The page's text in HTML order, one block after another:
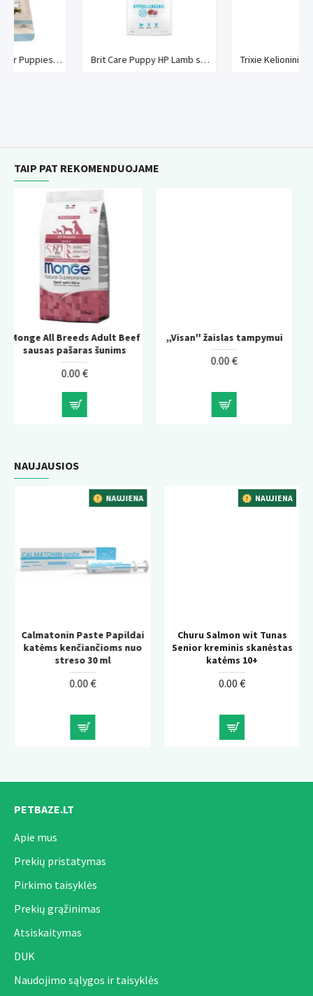
Brit Care Puppy HP Lamb sausas maistas šunims
TAIP PAT REKOMENDUOJAME
Beef
,,Visan'' žaislas tampymui
ACANA Adult Dog
pašaras šunims
NAUJAUSIOS
nuo
Churu Salmon wit Tunas
Senior kreminis skanėstas
katėms 10+
KONG Wild Knots
tvirtas pliušinis
šunims su virvės
PETBAZE.LT
Apie mus
Prekių pristatymas
Pirkimo taisyklės
Prekių grąžinimas
Atsiskaitymas
DUK
Naudojimo sąlygos ir taisyklės